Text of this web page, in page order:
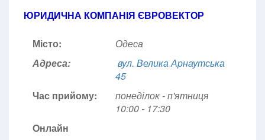
ЮРИДИЧНА КОМПАНІЯ ЄВРОВЕКТОР
Місто:
Одеса
Адреса:
вул. Велика Арнаутська
45
Час прийому:
понеділок - п'ятниця
10:00 - 17:30
Онлайн